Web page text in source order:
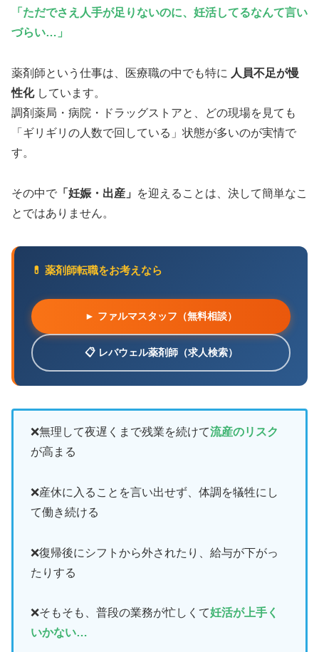
「ただでさえ人手が足りないのに、妊活してるなんて言い
づらい…」
薬剤師という仕事は、医療職の中でも特に 人員不足が慢
性化しています。
調剤薬局・病院・ドラッグストアと、どの現場を見ても
「ギリギリの人数で回している」状態が多いのが実情で
す。
その中で 「妊娠・出産」
を迎えることは、決して簡単なこ
とではありません。
💊 薬剤師転職をお考えなら
► ファルマスタッフ（無料相談）
📋 レバウェル薬剤師（求人検索）
❌無理して夜遅くまで残業を続けて流産のリスク
が高まる
❌産休に入ることを言い出せず、体調を犠牲にし
て働き続ける
❌復帰後にシフトから外されたり、給与が下がっ
たりする
❌そもそも、普段の業務が忙しくて妊活が上手く
いかない…